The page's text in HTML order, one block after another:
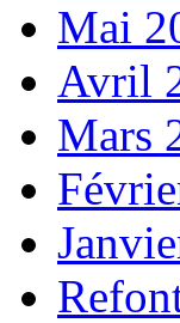
Mai
Avril
Mars